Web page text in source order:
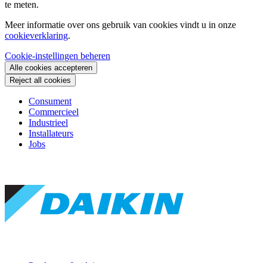
te meten.
Meer informatie over ons gebruik van cookies vindt u in onze
cookieverklaring.
Cookie-instellingen beheren
Alle cookies accepteren
Reject all cookies
Consument
Commercieel
Industrieel
Installateurs
Jobs